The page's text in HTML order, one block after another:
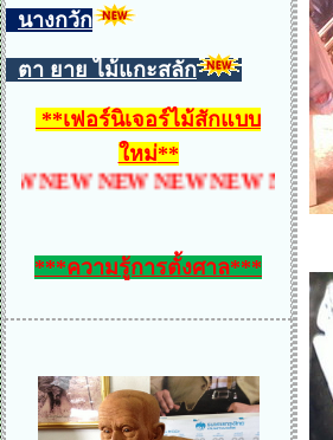
นางกวัก
ตา ยาย ไม้แกะสลัก
**เฟอร์นิเจอร์ไม้สักแบบ
ใหม่**
NEW NEW NEW NEW
***ความรู้การตั้งศาล***